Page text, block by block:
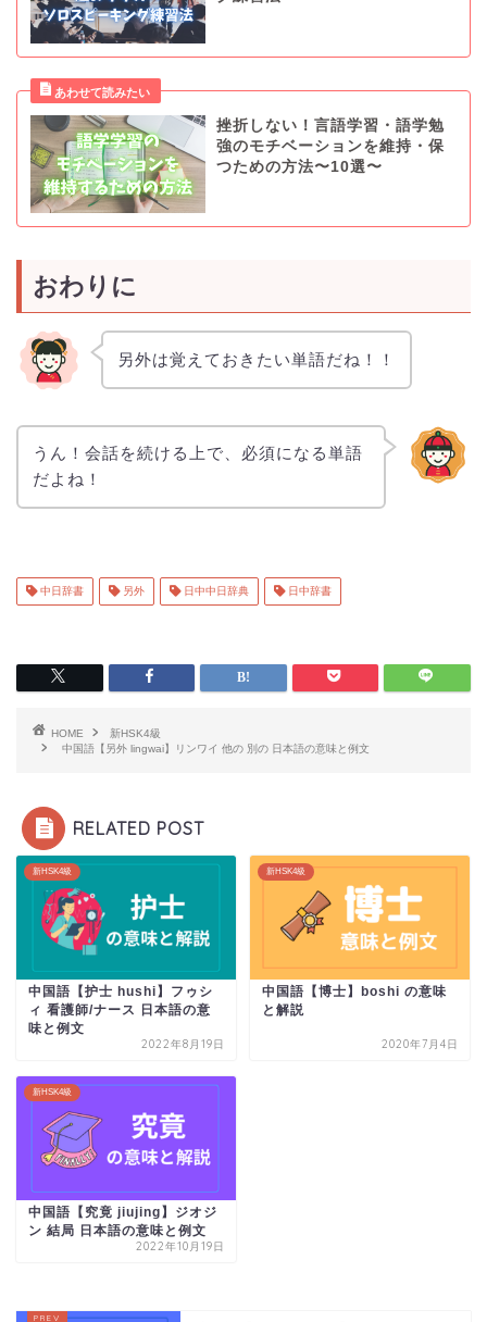
挫折しない！言語学習・語学勉
強のモチベーションを維持・保
つための方法〜10選〜
おわりに
另外は覚えておきたい単語だね！！
うん！会話を続ける上で、必須になる単語
だよね！
中日辞書 另外 日中中日辞典 日中辞書
HOME
新HSK4級
中国語【另外 lingwai】リンワイ 他の 別の 日本語の意味と例文
RELATED POST
新HSK4級
中国語【护士 hushi】フゥシ
ィ 看護師/ナース 日本語の意
味と例文
2022年8月19日
新HSK4級
中国語【博士】boshi の意味
と解説
2020年7月4日
新HSK4級
中国語【究竟 jiujing】ジオジ
ン 結局 日本語の意味と例文
2022年10月19日